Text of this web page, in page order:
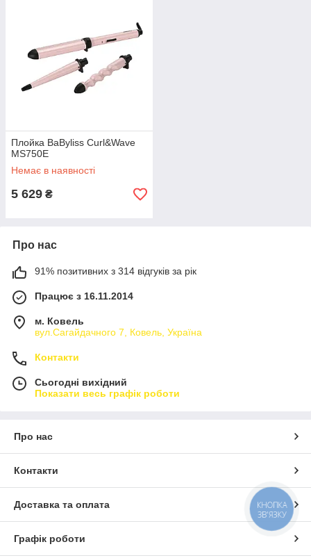
Плойка BaByliss Curl&Wave
MS750E
Немає в наявності
5 629 ₴
Про нас
91% позитивних з 314 відгуків за рік
Працює з 16.11.2014
м. Ковель
вул.Сагайдачного 7, Ковель, Україна
Контакти
Сьогодні вихідний
Показати весь графік роботи
Про нас
Контакти
Доставка та оплата
Графік роботи
КНОПКА
ЗВ'ЯЗКУ